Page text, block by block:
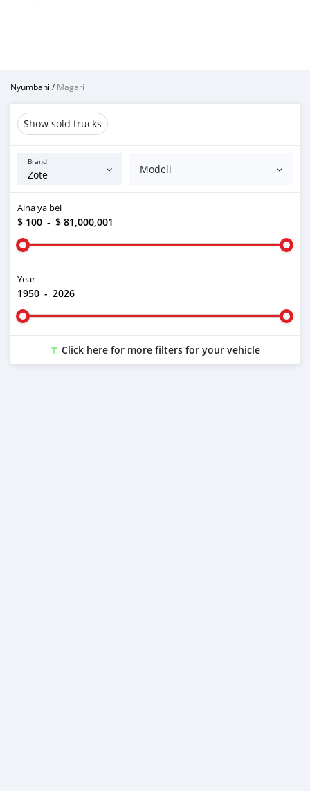
Nyumbani /Magari
Show sold trucks
Brand
Modeli
Aina ya bei
$ 100 - $ 81,000,001
Year
1950 - 2026
Click here for more filters for your vehicle